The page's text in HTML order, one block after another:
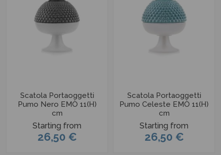
Scatola Portaoggetti
Pumo Nero EMÒ 11(H)
cm
Starting from
26,50 €
Scatola Portaoggetti
Pumo Celeste EMÒ 11(H)
cm
Starting from
26,50 €